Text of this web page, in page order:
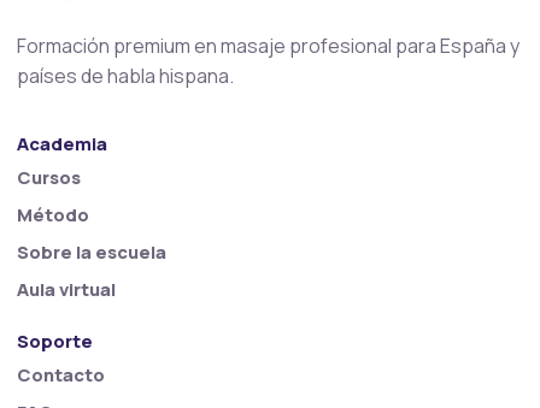
Formación premium en masaje profesional para España y
países de habla hispana.
Academia
Cursos
Método
Sobre la escuela
Aula virtual
Soporte
Contacto